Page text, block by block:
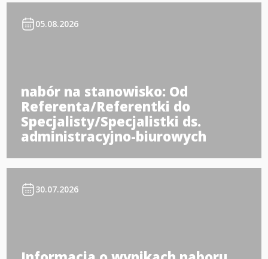
05.08.2026
nabór na stanowisko: Od
Referenta/Referentki do
Specjalisty/Specjalistki ds.
administracyjno-biurowych
30.07.2026